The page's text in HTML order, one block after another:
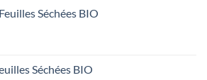
Séchées BIO
Séchées BIO